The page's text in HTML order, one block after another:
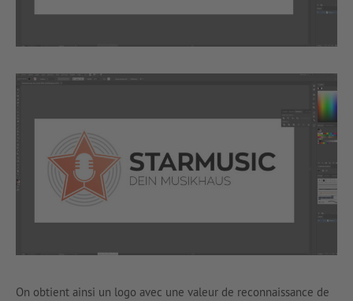
On obtient ainsi un logo avec une valeur de reconnaissance de